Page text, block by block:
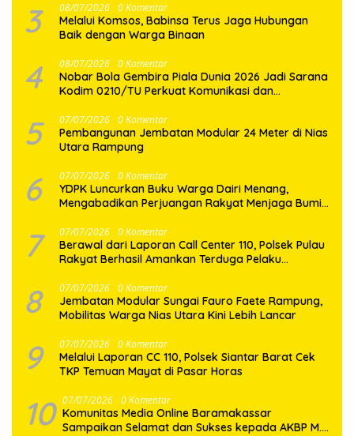
3 08/07/2026 0 Komentar
Melalui Komsos, Babinsa Terus Jaga Hubungan
Baik dengan Warga Binaan
4 08/07/2026 0 Komentar
Nobar Bola Gembira Piala Dunia 2026 Jadi Sarana
Kodim 0210/TU Perkuat Komunikasi dan
5 07/07/2026 0 Komentar
Pembangunan Jembatan Modular 24 Meter di Nias
Utara Rampung
6 07/07/2026 0 Komentar
YDPK Luncurkan Buku Warga Dairi Menang,
Mengabadikan Perjuangan Rakyat Menjaga Bumi
7 07/07/2026 0 Komentar
Berawal dari Laporan Call Center 110, Polsek Pulau
Rakyat Berhasil Amankan Terduga Pelaku
8 07/07/2026 0 Komentar
Jembatan Modular Sungai Fauro Faete Rampung,
Mobilitas Warga Nias Utara Kini Lebih Lancar
9 07/07/2026 0 Komentar
Melalui Laporan CC 110, Polsek Siantar Barat Cek
TKP Temuan Mayat di Pasar Horas
10 07/07/2026 0 Komentar
Komunitas Media Online Baramakassar
Sampaikan Selamat dan Sukses kepada AKBP M.